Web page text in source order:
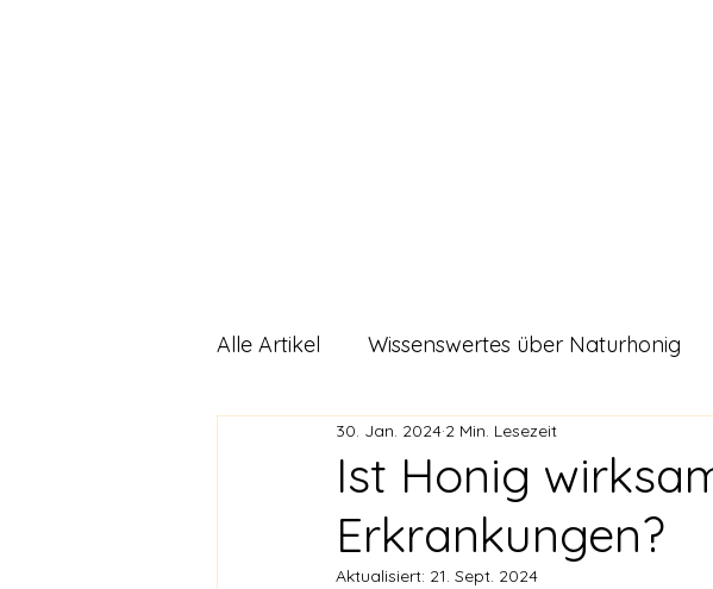
Alle Artikel Wissenswertes über Naturhonig
DIY Rezepte Allgemeines
Ist Honig
Erkrankungen?
30. Jan. 2024 2 Min. Lesezeit
Aktualisiert: 21. Sept. 2024